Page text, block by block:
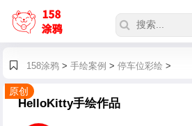
158涂鸦> 手绘案例 > 停车位彩绘 >
原创
HelloKitty手绘作品